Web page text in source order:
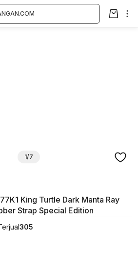
1/7
King Turtle Dark Manta Ray
Strap Special Edition
305